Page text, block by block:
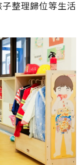
整理歸位等生活